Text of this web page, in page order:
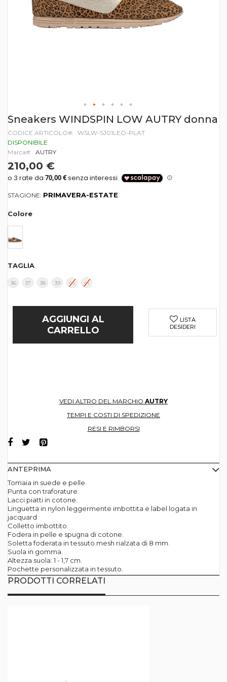
Vai
all'inizio
della
galleria
di
Sneakers WINDSPIN LOW AUTRY donna
CODICE ARTICOLO
WSLW-SJ01LEO-PLAT
DISPONIBILE
Marca
AUTRY
210,00 €
STAGIONE: PRIMAVERA-ESTATE
Colore
TAGLIA
36 37 38 39 40 41
AGGIUNGI AL
CARRELLO
LISTA
DESIDERI
VEDI ALTRO DEL MARCHIO AUTRY
TEMPI E COSTI DI SPEDIZIONE
RESI E RIMBORSI
ANTEPRIMA
Tomaia in suede e pelle.
Punta con traforature.
Lacci piatti in cotone.
Linguetta in nylon leggermente imbottita e label logata in
jacquard
Colletto imbottito.
Fodera in pelle e spugna di cotone.
Soletta foderata in tessuto mesh rialzata di 8 mm.
Suola in gomma.
Altezza suola: 1 - 1,7 cm.
Pochette personalizzata in tessuto.
PRODOTTI CORRELATI